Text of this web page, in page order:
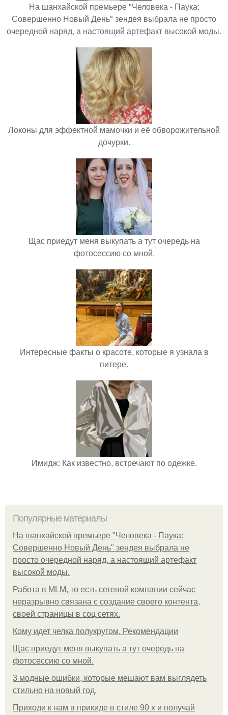
На шанхайской премьере "Человека - Паука:
Совершенно Новый День" зендея выбрала не просто
очередной наряд, а настоящий артефакт высокой моды.
Локоны для эффектной мамочки и её обворожительной
дочурки.
Щас приедут меня выкупать а тут очередь на
фотосессию со мной.
Интересные факты о красоте, которые я узнала в
питере.
Имидж: Как известно, встречают по одежке.
Популярные материалы
На шанхайской премьере "Человека - Паука:
Совершенно Новый День" зендея выбрала не
просто очередной наряд, а настоящий артефакт
высокой моды.
Работа в MLM, то есть сетевой компании сейчас
неразрывно связана с создание своего контента,
своей страницы в соц сетях.
Кому идет челка полукругом. Рекомендации
Щас приедут меня выкупать а тут очередь на
фотосессию со мной.
3 модные ошибки, которые мешают вам выглядеть
стильно на новый год.
Приходи к нам в прикиде в стиле 90 х и получай